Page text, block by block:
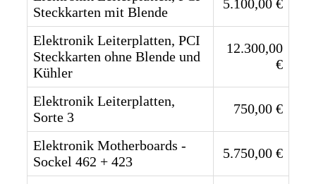
Steckkarten mit Blende
5.100,00 €
Elektronik Leiterplatten, PCI
Steckkarten ohne Blende und
Kühler
12.300,00
€
Elektronik Leiterplatten,
Sorte 3
750,00 €
Elektronik Motherboards -
Sockel 462 + 423
5.750,00 €